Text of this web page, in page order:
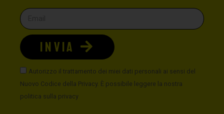
Autorizzo il trattamento dei miei dati personali ai sensi del
Nuovo Codice della Privacy. È possibile leggere la nostra
politica sulla privacy
INVIA